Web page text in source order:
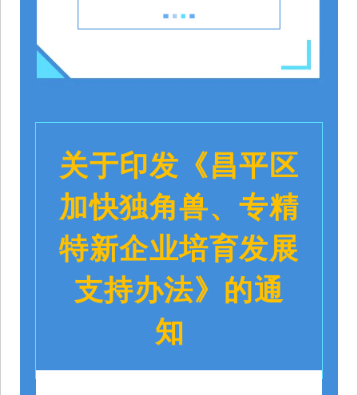
关于印发《昌平区
加快独角兽、专精
特新企业培育发展
支持办法》的通
知